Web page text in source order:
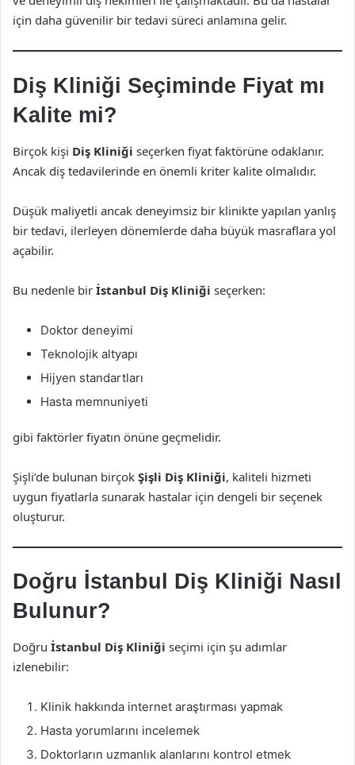
için daha güvenilir bir tedavi süreci anlamına gelir.
Diş Kliniği Seçiminde Fiyat mı
Kalite mi?
Birçok kişi Diş Kliniği seçerken fiyat faktörüne odaklanır.
Ancak diş tedavilerinde en önemli kriter kalite olmalıdır.
Düşük maliyetli ancak deneyimsiz bir klinikte yapılan yanlış
bir tedavi, ilerleyen dönemlerde daha büyük masraflara yol
açabilir.
Bu nedenle bir İstanbul Diş Kliniği seçerken:
Doktor deneyimi
Teknolojik altyapı
Hijyen standartları
Hasta memnuniyeti
gibi faktörler fiyatın önüne geçmelidir.
Şişli’de bulunan birçok Şişli Diş Kliniği, kaliteli hizmeti
uygun fiyatlarla sunarak hastalar için dengeli bir seçenek
oluşturur.
Doğru İstanbul Diş Kliniği Nasıl
Bulunur?
Doğru İstanbul Diş Kliniği seçimi için şu adımlar
izlenebilir:
Klinik hakkında internet araştırması yapmak
Hasta yorumlarını incelemek
Doktorların uzmanlık alanlarını kontrol etmek